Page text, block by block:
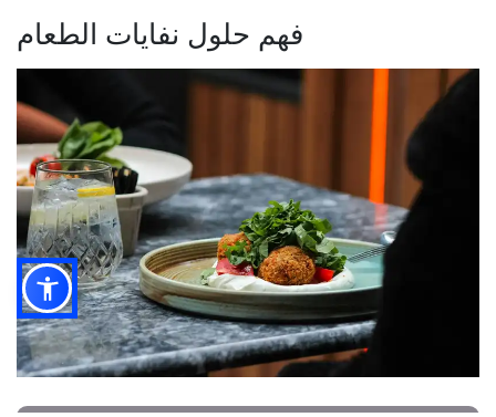
فهم حلول نفايات الطعام